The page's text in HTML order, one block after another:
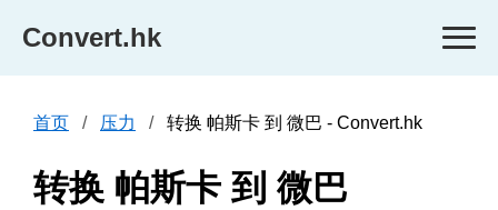
Convert.hk
首页 压力 转换 帕斯卡 到 微巴 - Convert.hk
转换 帕斯卡 到 微巴